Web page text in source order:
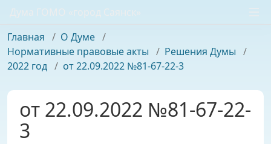
Дума ГОМО «город Саянск»
Главная / О Думе /
Нормативные правовые акты / Решения Думы /
2022 год / от 22.09.2022 №81-67-22-3
от 22.09.2022 №81-67-22-
3